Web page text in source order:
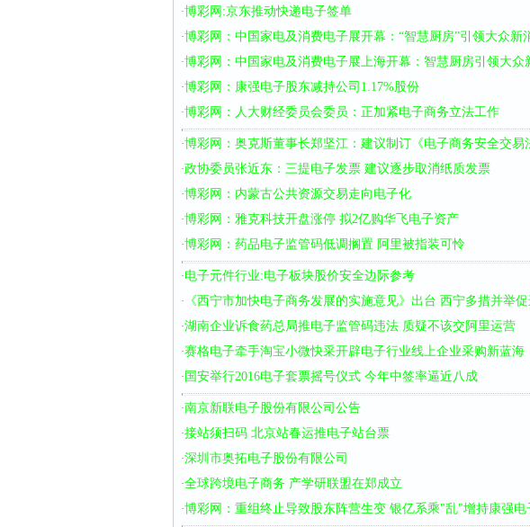
·博彩网:京东推动快递电子签单
·博彩网：中国家电及消费电子展开幕：“智慧厨房”引领大众新
·博彩网：中国家电及消费电子展上海开幕：智慧厨房引领大众
·博彩网：康强电子股东减持公司1.17%股份
·博彩网：人大财经委员会委员：正加紧电子商务立法工作
·博彩网：奥克斯董事长郑坚江：建议制订《电子商务安全交易
·政协委员张近东：三提电子发票 建议逐步取消纸质发票
·博彩网：内蒙古公共资源交易走向电子化
·博彩网：雅克科技开盘涨停 拟2亿购华飞电子资产
·博彩网：药品电子监管码低调搁置 阿里被指装可怜
·电子元件行业:电子板块股价安全边际参考
· 《西宁市加快电子商务发展的实施意见》出台 西宁多措并举
·湖南企业诉食药总局推电子监管码违法 质疑不该交阿里运营
·赛格电子牵手淘宝小微快采开辟电子行业线上企业采购新蓝海
· 国安举行2016电子套票摇号仪式 今年中签率逼近八成
·南京新联电子股份有限公司公告
·接站须扫码 北京站春运推电子站台票
·深圳市奥拓电子股份有限公司
·全球跨境电子商务 产学研联盟在郑成立
·博彩网：重组终止导致股东阵营生变 银亿系乘"乱"增持康强电